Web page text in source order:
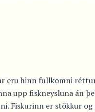
eru hinn fullkomni
upp fiskneysluna án
Fiskurinn er stökkur og